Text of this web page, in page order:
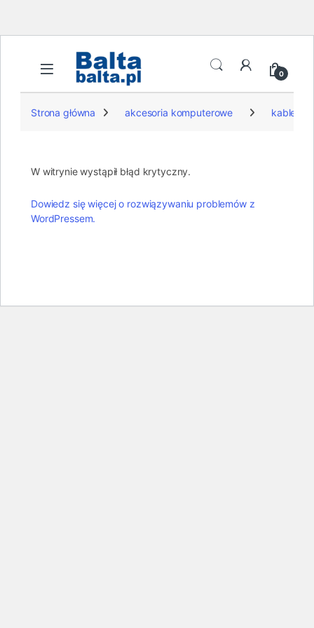
Skip to navigation
Skip to content
Open 0
Strona główna akcesoria komputerowe kable
W witrynie wystąpił błąd krytyczny.
Dowiedz się więcej o rozwiązywaniu problemów z
WordPressem.